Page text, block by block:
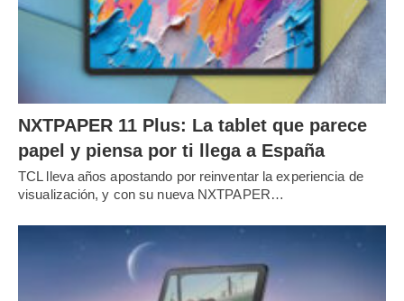
NXTPAPER 11 Plus: La tablet que parece
papel y piensa por ti llega a España
TCL lleva años apostando por reinventar la experiencia de
visualización, y con su nueva NXTPAPER…